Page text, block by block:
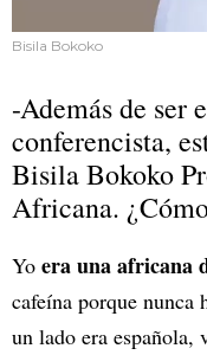
Bisila Bokoko
-Además de ser
conferencista,
Bisila Bokoko
Africana.
Yo era una africana
cafeína porque nunca
un lado era